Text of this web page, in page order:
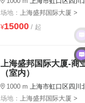
场地： 上海盛邦国际大厦 >
¥15000/ 起
上海盛邦国际大厦-商
（室内）
1000 m
上海市虹口区四川北路1318
场地： 上海盛邦国际大厦 >